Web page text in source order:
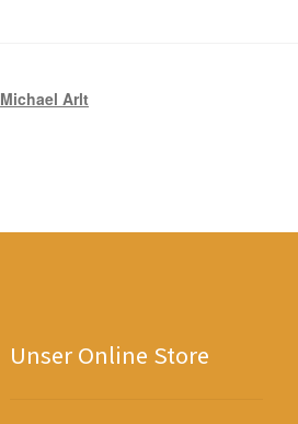
Michael Arlt
Unser Online Store